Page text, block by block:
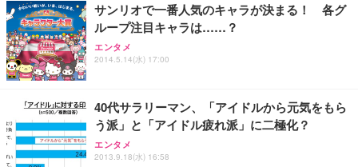
サンリオで一番人気のキャラが決まる！ 各グ
ループ注目キャラは……？
エンタメ
2014.5.14(水) 17:00
40代サラリーマン、「アイドルから元気をもら
う派」と「アイドル疲れ派」に二極化？
エンタメ
2013.9.18(水) 16:58